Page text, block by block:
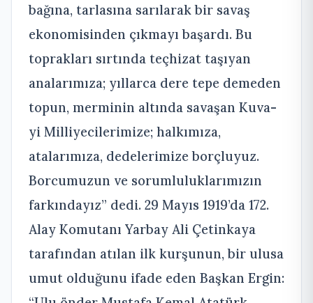
bağına, tarlasına sarılarak bir savaş
ekonomisinden çıkmayı başardı. Bu
toprakları sırtında teçhizat taşıyan
analarımıza; yıllarca dere tepe demeden
topun, merminin altında savaşan Kuva-
yi Milliyecilerimize; halkımıza,
atalarımıza, dedelerimize borçluyuz.
Borcumuzun ve sorumluluklarımızın
farkındayız” dedi. 29 Mayıs 1919’da 172.
Alay Komutanı Yarbay Ali Çetinkaya
tarafından atılan ilk kurşunun, bir ulusa
umut olduğunu ifade eden Başkan Ergin: